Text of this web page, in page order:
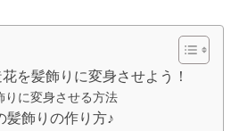
を髪飾りに変身させよう！
りに変身させる方法
髪飾りの作り方♪